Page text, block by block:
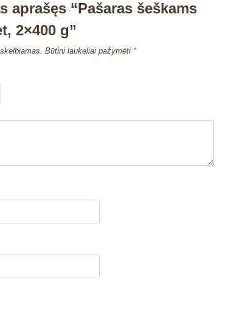
aprašęs “Pašaras šeškams
2×400 g”
Būtini laukeliai pažymėti *